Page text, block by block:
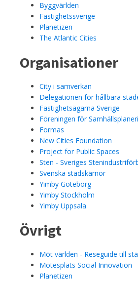
Byggvärlden
Fastighetssverige
Planetizen
The Atlantic Cities
Organisationer
City i samverkan
Delegationen för hållbara
Fastighetsägarna Sverige
Föreningen för
Formas
New Cities Foundation
Project for Public Spaces
Sten - Sveriges
Svenska stadskärnor
Yimby Göteborg
Yimby Stockholm
Yimby Uppsala
Övrigt
Möt världen - Reseguide till
Mötesplats Social Innovation
Planetizen